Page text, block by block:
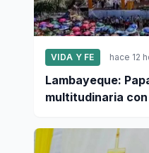
VIDA Y FE hace 12
Lambayeque:
multitudinaria